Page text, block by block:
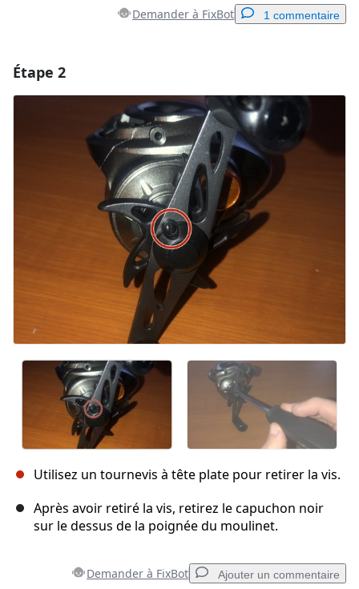
Demander à FixBot 1 commentaire
Ajouter un commentaire
Annuler Publier un commentaire
Étape 2
Utilisez un tournevis à tête plate pour retirer la vis.
Après avoir retiré la vis, retirez le capuchon noir
sur le dessus de la poignée du moulinet.
Demander à FixBot Ajouter un commentaire